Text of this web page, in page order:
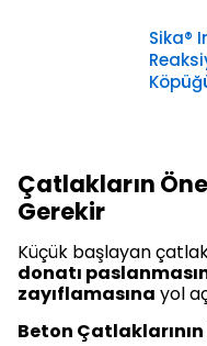
Sika®
Çatlakların
Gerekir
Küçük başlayan
donatı
zayıflamasına yol
Beton Çatlaklarının